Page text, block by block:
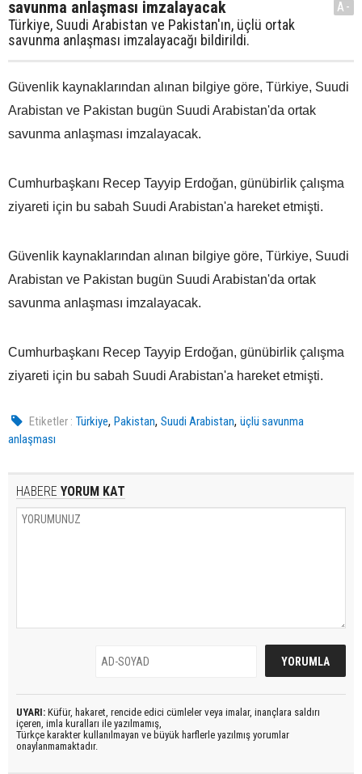
savunma anlaşması imzalayacak
Türkiye, Suudi Arabistan ve Pakistan'ın, üçlü ortak
savunma anlaşması imzalayacağı bildirildi.
A-
Güvenlik kaynaklarından alınan bilgiye göre, Türkiye, Suudi
Arabistan ve Pakistan bugün Suudi Arabistan'da ortak
savunma anlaşması imzalayacak.
Cumhurbaşkanı Recep Tayyip Erdoğan, günübirlik çalışma
ziyareti için bu sabah Suudi Arabistan'a hareket etmişti.
Güvenlik kaynaklarından alınan bilgiye göre, Türkiye, Suudi
Arabistan ve Pakistan bugün Suudi Arabistan'da ortak
savunma anlaşması imzalayacak.
Cumhurbaşkanı Recep Tayyip Erdoğan, günübirlik çalışma
ziyareti için bu sabah Suudi Arabistan'a hareket etmişti.
Etiketler : Türkiye,Pakistan,Suudi Arabistan,üçlü savunma
anlaşması
HABERE YORUM KAT
UYARI: Küfür, hakaret, rencide edici cümleler veya imalar, inançlara saldırı
içeren, imla kuralları ile yazılmamış,
Türkçe karakter kullanılmayan ve büyük harflerle yazılmış yorumlar
onaylanmamaktadır.